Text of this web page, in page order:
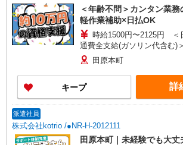
＜年齢不問＞カンタン業務
軽作業補助×日払OK
時給1500円〜2125円 ＜
通費全支給(ガソリン代含む)＞
田原本町
キープ 詳
派遣社員
株式会社kotrio /●NR-H-2012111
田原本町｜未経験でも大